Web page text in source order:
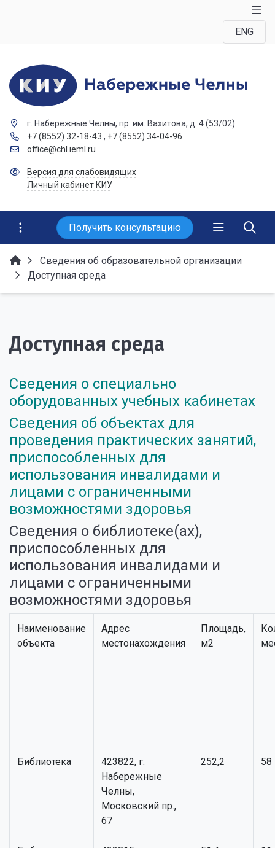
ENG
г. Набережные Челны, пр. им. Вахитова, д. 4 (53/02)
+7 (8552) 32-18-43 , +7 (8552) 34-04-96
office@chl.ieml.ru
Версия для слабовидящих
Личный кабинет КИУ
Получить консультацию
Сведения об образовательной организации
Доступная среда
Доступная среда
Сведения о специально
оборудованных учебных кабинетах
Сведения об объектах для
проведения практических занятий,
приспособленных для
использования инвалидами и
лицами с ограниченными
возможностями здоровья
Сведения о библиотеке(ах),
приспособленных для
использования инвалидами и
лицами с ограниченными
возможностями здоровья
Наименование
объекта
Адрес
местонахождения
Площадь,
м2
Библиотека
423822, г.
Набережные
Челны,
Московский пр.,
67
252,2 58